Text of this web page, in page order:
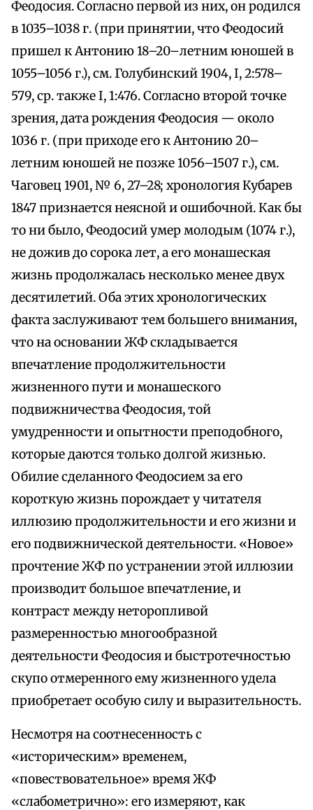
Феодосия. Согласно первой из них, он родился
в 1035–1038 г. (при принятии, что Феодосий
пришел к Антонию 18–20–летним юношей в
1055–1056 г.), см. Голубинский 1904, I, 2:578–
579, ср. также I, 1:476. Согласно второй точке
зрения, дата рождения Феодосия — около
1036 г. (при приходе его к Антонию 20–
летним юношей не позже 1056–1507 г.), см.
Чаговец 1901, № 6, 27–28; хронология Кубарев
1847 признается неясной и ошибочной. Как бы
то ни было, Феодосий умер молодым (1074 г.),
не дожив до сорока лет, а его монашеская
жизнь продолжалась несколько менее двух
десятилетий. Оба этих хронологических
факта заслуживают тем большего внимания,
что на основании ЖФ складывается
впечатление продолжительности
жизненного пути и монашеского
подвижничества Феодосия, той
умудренности и опытности преподобного,
которые даются только долгой жизнью.
Обилие сделанного Феодосием за его
короткую жизнь порождает у читателя
иллюзию продолжительности и его жизни и
его подвижнической деятельности. «Новое»
прочтение ЖФ по устранении этой иллюзии
производит большое впечатление, и
контраст между неторопливой
размеренностью многообразной
деятельности Феодосия и быстротечностью
скупо отмеренного ему жизненного удела
приобретает особую силу и выразительность.
Несмотря на соотнесенность с
«историческим» временем,
«повествовательное» время ЖФ
«слабометрично»: его измеряют, как